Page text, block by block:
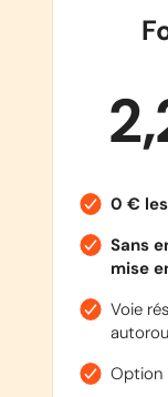
0 €
Sans
mise
Voie
Option